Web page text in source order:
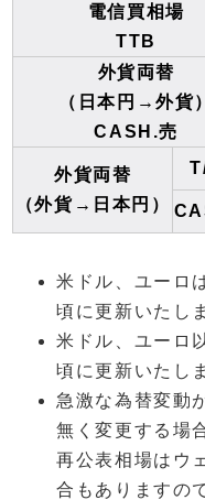
電信買相場
TTB
外貨両替
（日本円→外貨）
CASH.売
外貨両替
（外貨→日本円）
米ドル、ユーロ
頃に更新いたし
米ドル、ユーロ
頃に更新いたし
急激な為替変動
無く変更する場
再公表相場はウ
合もありますの